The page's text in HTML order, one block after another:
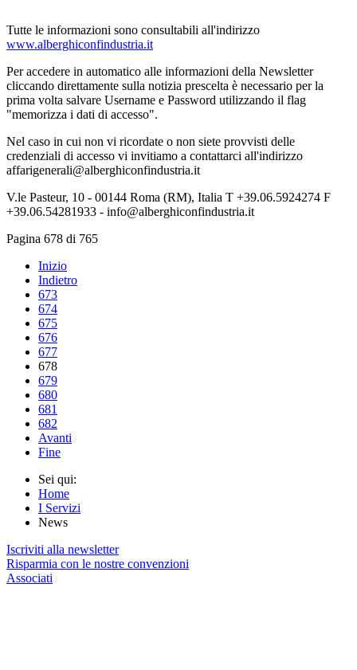
Tutte le informazioni sono consultabili all'indirizzo
www.alberghiconfindustria.it
Per accedere in automatico alle informazioni della Newsletter
cliccando direttamente sulla notizia prescelta è necessario per la
prima volta salvare Username e Password utilizzando il flag
"memorizza i dati di accesso".
Nel caso in cui non vi ricordate o non siete provvisti delle
credenziali di accesso vi invitiamo a contattarci all'indirizzo
affarigenerali@alberghiconfindustria.it
V.le Pasteur, 10 - 00144 Roma (RM), Italia T +39.06.5924274 F
+39.06.54281933 - info@alberghiconfindustria.it
Pagina 678 di 765
Inizio
Indietro
673
674
675
676
677
678
679
680
681
682
Avanti
Fine
Sei qui:
Home
I Servizi
News
Iscriviti alla newsletter
Risparmia con le nostre convenzioni
Associati